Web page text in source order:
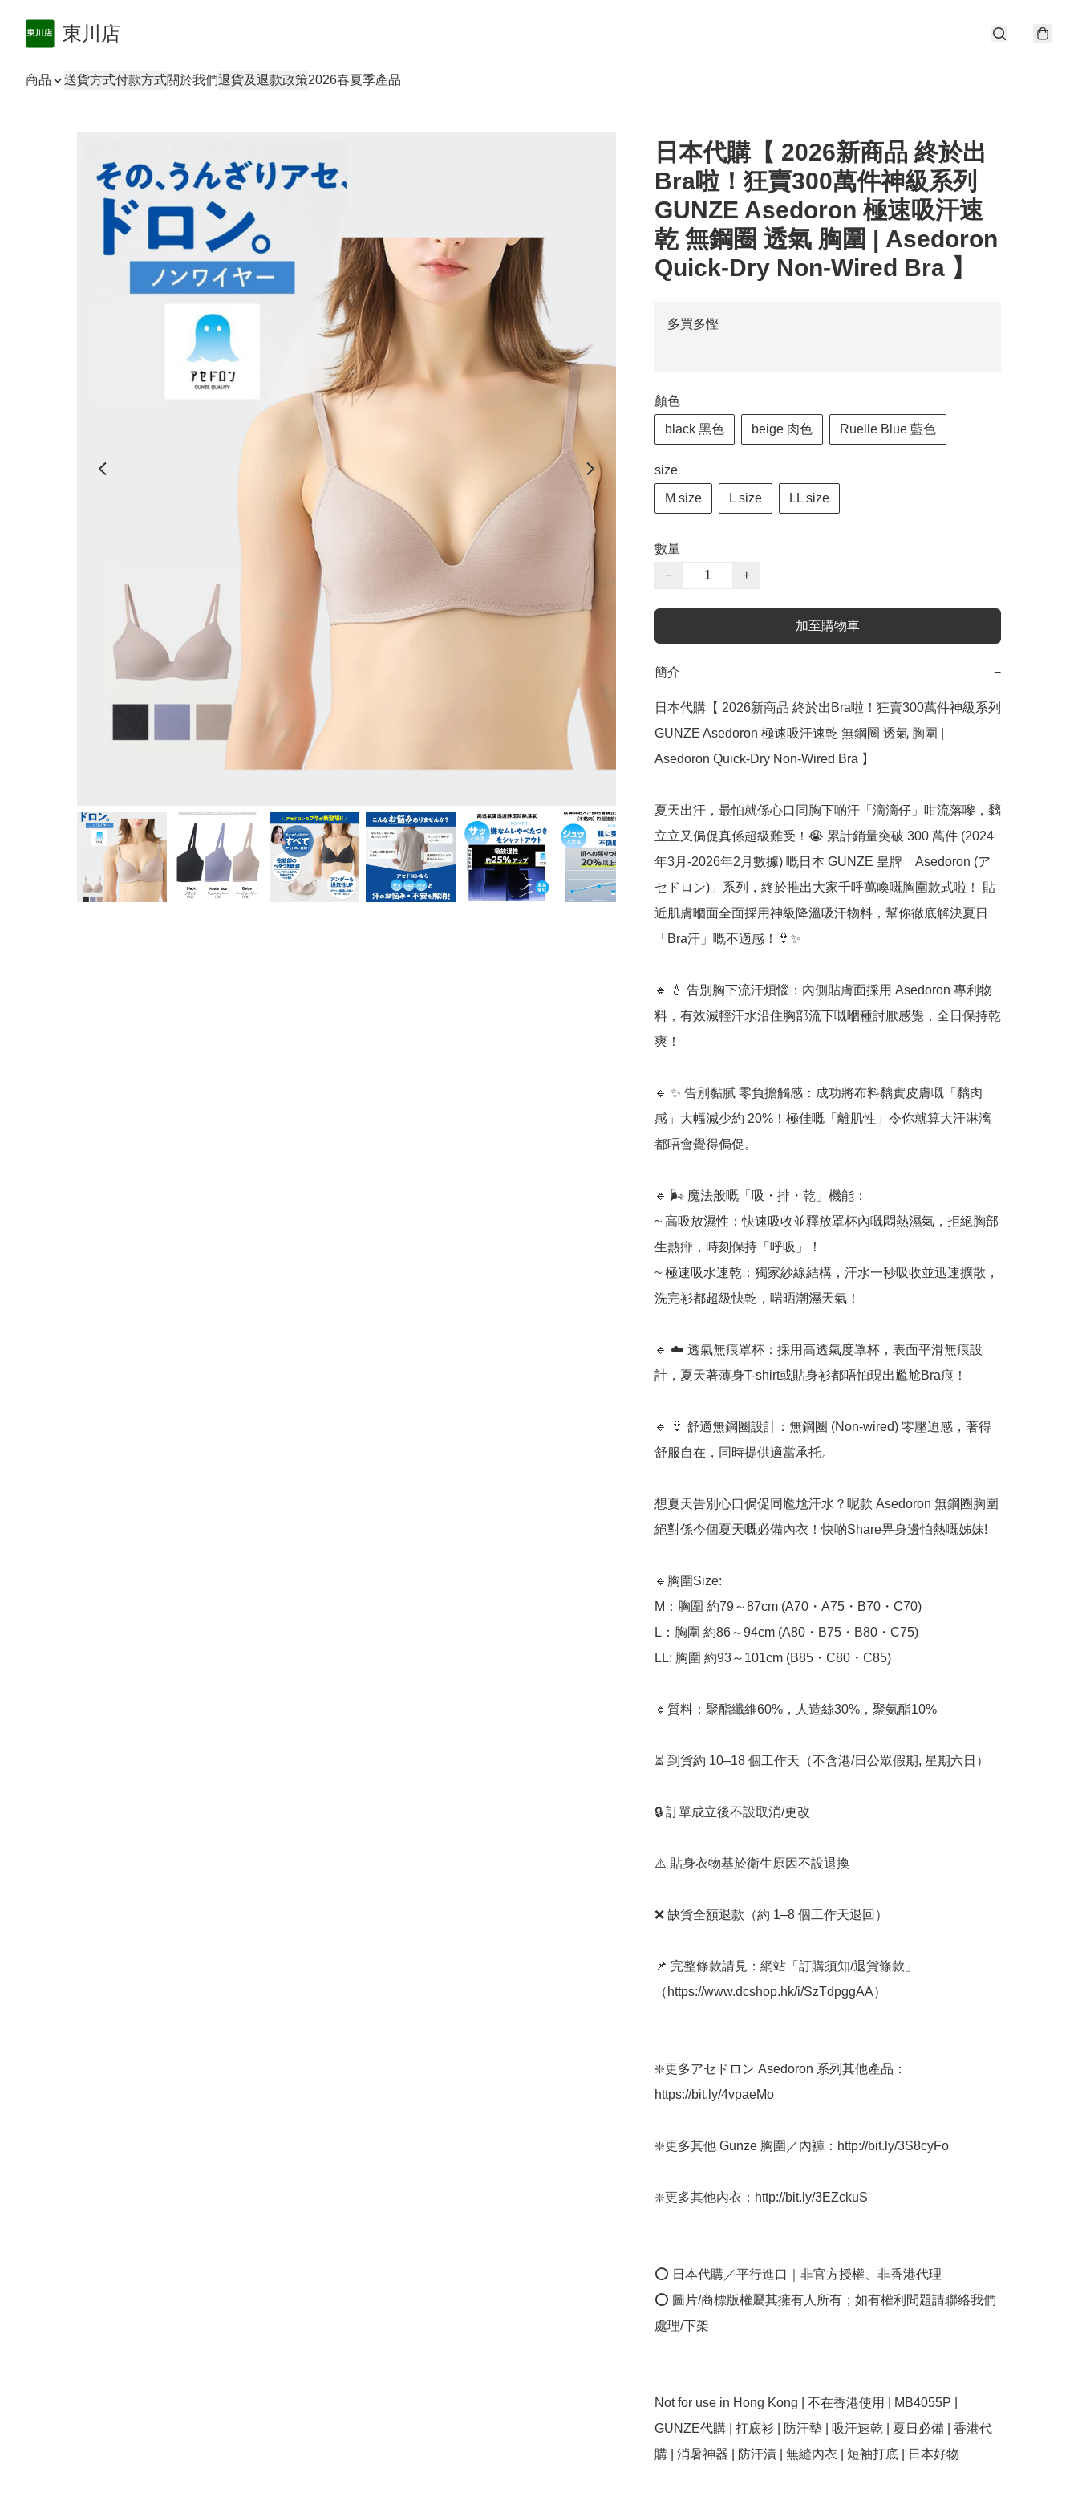
東川店
商品 送貨方式付款方式關於我們退貨及退款政策2026春夏季產品
日本代購【 2026新商品 終於出
Bra啦！狂賣300萬件神級系列
GUNZE Asedoron 極速吸汗速
乾 無鋼圈 透氣 胸圍 | Asedoron
Quick-Dry Non-Wired Bra 】
多買多慳
顏色
black 黑色 beige 肉色 Ruelle Blue 藍色
size
M size L size LL size
數量
−
+
加至購物車
簡介 −
日本代購【 2026新商品 終於出Bra啦！狂賣300萬件神級系列
GUNZE Asedoron 極速吸汗速乾 無鋼圈 透氣 胸圍 |
Asedoron Quick-Dry Non-Wired Bra 】
夏天出汗，最怕就係心口同胸下啲汗「滴滴仔」咁流落嚟，黐
立立又侷促真係超級難受！😭 累計銷量突破 300 萬件 (2024
年3月-2026年2月數據) 嘅日本 GUNZE 皇牌「Asedoron (ア
セドロン)」系列，終於推出大家千呼萬喚嘅胸圍款式啦！ 貼
近肌膚嗰面全面採用神級降溫吸汗物料，幫你徹底解決夏日
「Bra汗」嘅不適感！👙✨
🔹 💧 告別胸下流汗煩惱：內側貼膚面採用 Asedoron 專利物
料，有效減輕汗水沿住胸部流下嘅嗰種討厭感覺，全日保持乾
爽！
🔹 ✨ 告別黏膩 零負擔觸感：成功將布料黐實皮膚嘅「黐肉
感」大幅減少約 20%！極佳嘅「離肌性」令你就算大汗淋漓
都唔會覺得侷促。
🔹 🌬️ 魔法般嘅「吸・排・乾」機能：
~ 高吸放濕性：快速吸收並釋放罩杯內嘅悶熱濕氣，拒絕胸部
生熱痱，時刻保持「呼吸」！
~ 極速吸水速乾：獨家紗線結構，汗水一秒吸收並迅速擴散，
洗完衫都超級快乾，啱晒潮濕天氣！
🔹 ☁️ 透氣無痕罩杯：採用高透氣度罩杯，表面平滑無痕設
計，夏天著薄身T-shirt或貼身衫都唔怕現出尷尬Bra痕！
🔹 👙 舒適無鋼圈設計：無鋼圈 (Non-wired) 零壓迫感，著得
舒服自在，同時提供適當承托。
想夏天告別心口侷促同尷尬汗水？呢款 Asedoron 無鋼圈胸圍
絕對係今個夏天嘅必備內衣！快啲Share畀身邊怕熱嘅姊妹!
🔹胸圍Size:﻿
M：胸圍 約79～87cm (A70・A75・B70・C70)
L：胸圍 約86～94cm (A80・B75・B80・C75)
LL: 胸圍 約93～101cm (B85・C80・C85)
🔹質料：聚酯纖維60%，人造絲30%，聚氨酯10%
⏳ 到貨約 10–18 個工作天（不含港/日公眾假期, 星期六日）
🔒 訂單成立後不設取消/更改
⚠️ 貼身衣物基於衛生原因不設退換
❌ 缺貨全額退款（約 1–8 個工作天退回）
📌 完整條款請見：網站「訂購須知/退貨條款」
（https://www.dcshop.hk/i/SzTdpggAA）
❇️更多アセドロン Asedoron 系列其他產品：
https://bit.ly/4vpaeMo
❇️更多其他 Gunze 胸圍／內褲：http://bit.ly/3S8cyFo
❇️更多其他內衣：http://bit.ly/3EZckuS
⭕ 日本代購／平行進口｜非官方授權、非香港代理
⭕ 圖片/商標版權屬其擁有人所有；如有權利問題請聯絡我們
處理/下架
Not for use in Hong Kong | 不在香港使用 | MB4055P |
GUNZE代購 | 打底衫 | 防汗墊 | 吸汗速乾 | 夏日必備 | 香港代